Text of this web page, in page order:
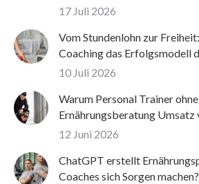
17 Juli 2026
Vom Stundenlohn zur
Coaching das Erfolgsmodell
10 Juli 2026
Warum Personal Trainer ohne
Ernährungsberatung Umsatz
12 Juni 2026
ChatGPT erstellt
Coaches sich Sorgen machen?